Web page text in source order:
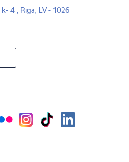
4 , Rīga, LV - 1026